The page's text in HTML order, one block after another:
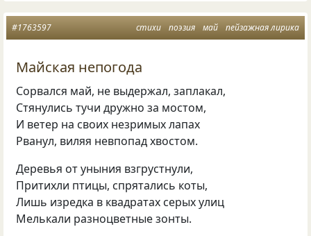
стихи поэзия май пейзажная лирика
#1763597
Майская непогода
Сорвался май, не выдержал, заплакал,
Стянулись тучи дружно за мостом,
И ветер на своих незримых лапах
Рванул, виляя невпопад хвостом.
Деревья от уныния взгрустнули,
Притихли птицы, спрятались коты,
Лишь изредка в квадратах серых улиц
Мелькали разноцветные зонты.